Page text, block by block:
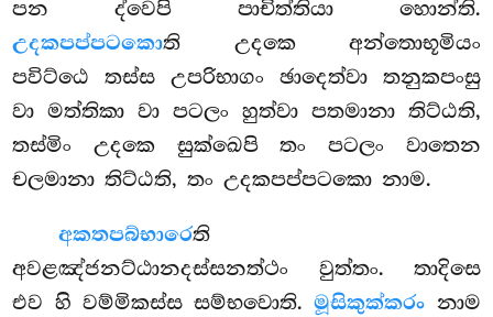
පන ද්වෙපි පාචිත්තියා හොන්ති.
උදකපප්පටකොති උදකෙ අන්තොභූමියං
පවිට්ඨෙ තස්ස උපරිභාගං ඡාදෙත්වා තනුකපංසු
වා මත්තිකා වා පටලං හුත්වා පතමානා තිට්ඨති,
තස්මිං උදකෙ සුක්ඛෙපි තං පටලං වාතෙන
චලමානා තිට්ඨති, තං උදකපප්පටකො නාම.
අකතපබ්භාරෙති
අවළඤ්ජනට්ඨානදස්සනත්ථං වුත්තං. තාදිසෙ
එව හි වම්මිකස්ස සම්භවොති.මූසිකුක්කරං නාම